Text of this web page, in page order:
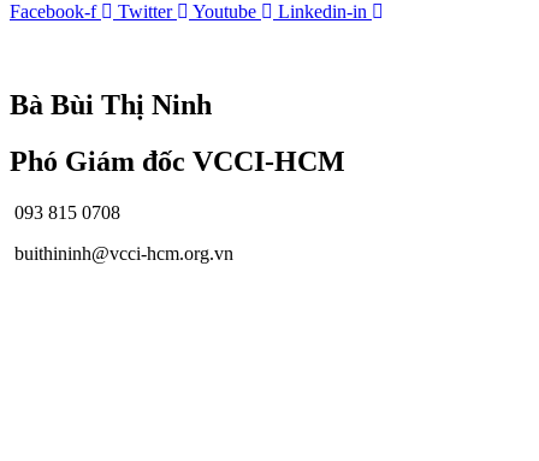
Facebook-f Twitter Youtube Linkedin-in
Bà Bùi Thị Ninh
Phó Giám đốc VCCI-HCM
093 815 0708
buithininh@vcci-hcm.org.vn